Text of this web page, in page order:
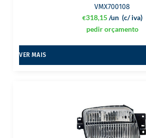
VMX700108
€318,15 (c/ iva)
/un
pedir orçamento
VER MAIS